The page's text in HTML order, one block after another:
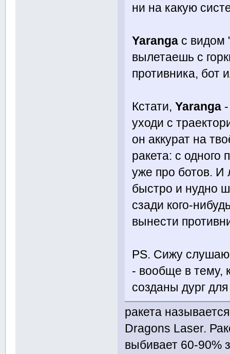
ни на какую
Yaranga с видом
вылетаешь с
противника, бот
Кстати,Yaranga
уходи с
он аккурат на
ракета: с одного
уже про ботов. И
быстро и нудно
сзади кого-
вынести
PS. Сижу слушаю
- вообще в тему,
созданы дург
ракета
Dragons Laser.
выбивает 60-90%